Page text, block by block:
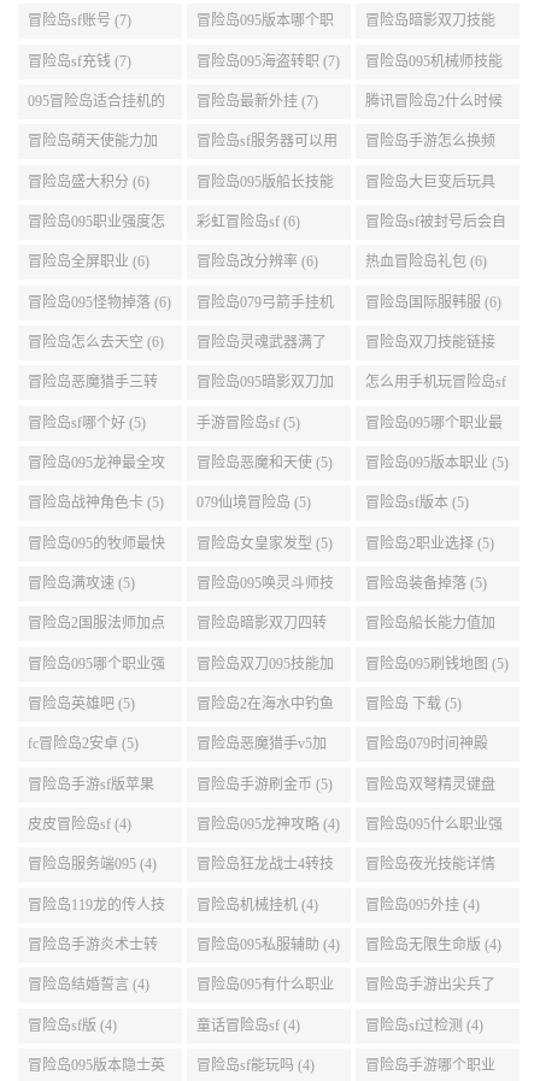
(8)
冒险岛sf账号 (7) 冒险岛095版本哪个职
业段数高些 (7)
冒险岛暗影双刀技能
加点095版本 (7)
冒险岛sf充钱 (7) 冒险岛095海盗转职 (7) 冒险岛095机械师技能
演示 (7)
095冒险岛适合挂机的
地图 (7)
冒险岛最新外挂 (7) 腾讯冒险岛2什么时候
公测 (7)
冒险岛萌天使能力加
点 (6)
冒险岛sf服务器可以用
自己电脑 (6)
冒险岛手游怎么换频
道 (6)
冒险岛盛大积分 (6) 冒险岛095版船长技能
介绍 (6)
冒险岛大巨变后玩具
城组队任务 (6)
冒险岛095职业强度怎
么选 (6)
彩虹冒险岛sf (6) 冒险岛sf被封号后会自
动关闭电脑 (6)
冒险岛全屏职业 (6) 冒险岛改分辨率 (6) 热血冒险岛礼包 (6)
冒险岛095怪物掉落 (6) 冒险岛079弓箭手挂机
升级的地方 (6)
冒险岛国际服韩服 (6)
冒险岛怎么去天空 (6) 冒险岛灵魂武器满了
(6)
冒险岛双刀技能链接
(5)
冒险岛恶魔猎手三转
技能加点顺序 (5)
冒险岛095暗影双刀加
点 (5)
怎么用手机玩冒险岛sf
(5)
冒险岛sf哪个好 (5) 手游冒险岛sf (5) 冒险岛095哪个职业最
好 (5)
冒险岛095龙神最全攻
略 (5)
冒险岛恶魔和天使 (5) 冒险岛095版本职业 (5)
冒险岛战神角色卡 (5) 079仙境冒险岛 (5) 冒险岛sf版本 (5)
冒险岛095的牧师最快
升级路线 (5)
冒险岛女皇家发型 (5) 冒险岛2职业选择 (5)
冒险岛满攻速 (5) 冒险岛095唤灵斗师技
能介绍 (5)
冒险岛装备掉落 (5)
冒险岛2国服法师加点
(5)
冒险岛暗影双刀四转
任务 (5)
冒险岛船长能力值加
点 (5)
冒险岛095哪个职业强
势 (5)
冒险岛双刀095技能加
点 (5)
冒险岛095刷钱地图 (5)
冒险岛英雄吧 (5) 冒险岛2在海水中钓鱼
(5)
冒险岛 下载 (5)
fc冒险岛2安卓 (5) 冒险岛恶魔猎手v5加
点 (5)
冒险岛079时间神殿
999任务 (5)
冒险岛手游sf版苹果
(5)
冒险岛手游刷金币 (5) 冒险岛双弩精灵键盘
设置 (5)
皮皮冒险岛sf (4) 冒险岛095龙神攻略 (4) 冒险岛095什么职业强
(4)
冒险岛服务端095 (4) 冒险岛狂龙战士4转技
能加点 (4)
冒险岛夜光技能详情
(4)
冒险岛119龙的传人技
能加点 (4)
冒险岛机械挂机 (4) 冒险岛095外挂 (4)
冒险岛手游炎术士转
职 (4)
冒险岛095私服辅助 (4) 冒险岛无限生命版 (4)
冒险岛结婚誓言 (4) 冒险岛095有什么职业
(4)
冒险岛手游出尖兵了
吗 (4)
冒险岛sf版 (4) 童话冒险岛sf (4) 冒险岛sf过检测 (4)
冒险岛095版本隐士英 冒险岛sf能玩吗 (4) 冒险岛手游哪个职业